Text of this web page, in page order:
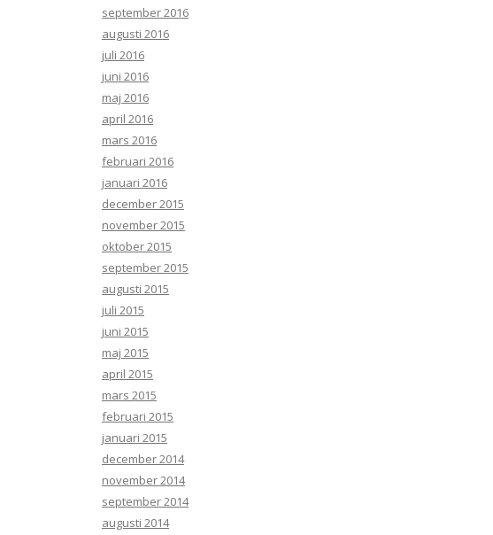
september 2016
augusti 2016
juli 2016
juni 2016
maj 2016
april 2016
mars 2016
februari 2016
januari 2016
december 2015
november 2015
oktober 2015
september 2015
augusti 2015
juli 2015
juni 2015
maj 2015
april 2015
mars 2015
februari 2015
januari 2015
december 2014
november 2014
september 2014
augusti 2014